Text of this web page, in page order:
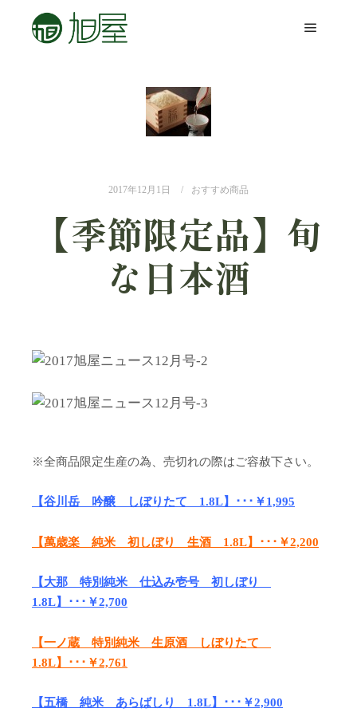
2017年12月1日 おすすめ商品
【季節限定品】旬
な日本酒
※全商品限定生産の為、売切れの際はご容赦下さい。
【谷川岳 吟醸 しぼりたて 1.8L】･･･￥1,995
【萬歳楽 純米 初しぼり 生酒 1.8L】･･･￥2,200
【大那 特別純米 仕込み壱号 初しぼり
1.8L】･･･￥2,700
【一ノ蔵 特別純米 生原酒 しぼりたて
1.8L】･･･￥2,761
【五橋 純米 あらばしり 1.8L】･･･￥2,900